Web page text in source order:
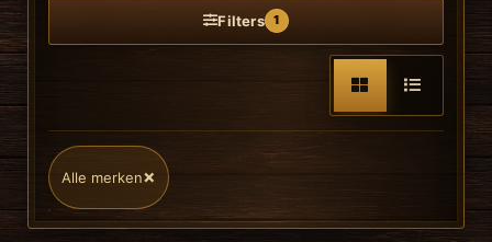
Filters 1
Alle merken×